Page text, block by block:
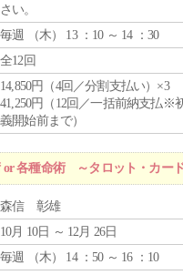
さい。
毎週 （木） 13 ：10 ～ 14 ：30
全12回
14,850円（4回／分割支払い）×3
41,250円（12回／一括前納支払※
義開始前まで）
各種命術 ～タロット・カー
森信 彰雄
10月 10日 ～ 12月 26日
毎週 （木） 14 ：50 ～ 16 ：10